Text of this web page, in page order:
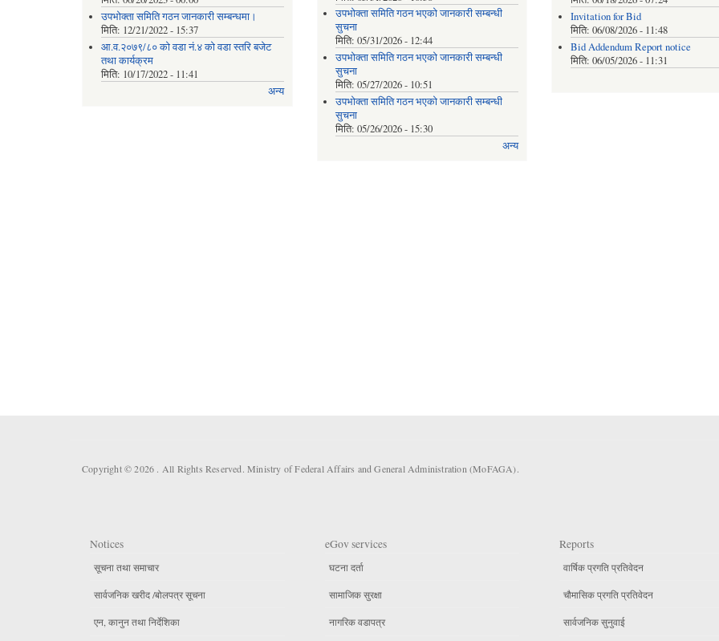
उपभोक्ता समिति गठन जानकारी सम्बन्धमा।
मिति: 12/21/2022 - 15:37
आ.व.२०७९/८० को वडा नं.४ को वडा स्तरि बजेट
तथा कार्यक्रम
मिति: 10/17/2022 - 11:41
अन्य
उपभोक्ता समिति गठन भएको जानकारी सम्बन्धी
सुचना
मिति:05/31/2026 - 12:44
उपभोक्ता समिति गठन भएको जानकारी सम्बन्धी
सुचना
मिति:05/27/2026 - 10:51
उपभोक्ता समिति गठन भएको जानकारी सम्बन्धी
सुचना
मिति:05/26/2026 - 15:30
अन्य
Invitation for Bid
मिति: 06/08/2026 - 11:48
Bid Addendum Report notice
मिति: 06/05/2026 - 11:31
Copyright © 2026 . All Rights Reserved. Ministry of Federal Affairs and General Administration (MoFAGA).
Notices
सूचना तथा समाचार
सार्वजनिक खरीद /बोलपत्र सूचना
एन, कानुन तथा निर्देशिका
eGov services
घटना दर्ता
सामाजिक सुरक्षा
नागरिक वडापत्र
Reports
वार्षिक प्रगति प्रतिवेदन
चौमासिक प्रगति प्रतिवेदन
सार्वजनिक सुनुवाई